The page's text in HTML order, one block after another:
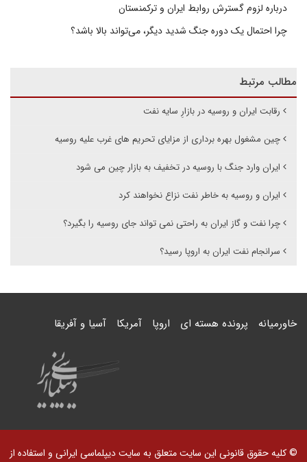
درباره لزوم گسترش روابط ایران و ترکمنستان
چرا احتمال یک دوره جنگ شدید دیگر، می‌تواند بالا باشد؟
مطالب مرتبط
رقابت ایران و روسیه در بازارِ سایه نفت
چین مشغول بهره برداری از مزایای تحریم های غرب علیه روسیه
ایران وارد جنگ با روسیه در تخفیف به بازار چین می شود
ایران و روسیه به خاطر نفت نزاع نخواهند کرد
چرا نفت و گاز ایران به راحتی نمی تواند جای روسیه را بگیرد؟
سرانجام نفت ایران به اروپا رسید؟
خاورمیانه پرونده هسته ای اروپا آمریکا آسیا و آفریقا
© کلیه حقوق قانونی این سایت متعلق به سایت دیپلماسی ایرانی و استفاده از